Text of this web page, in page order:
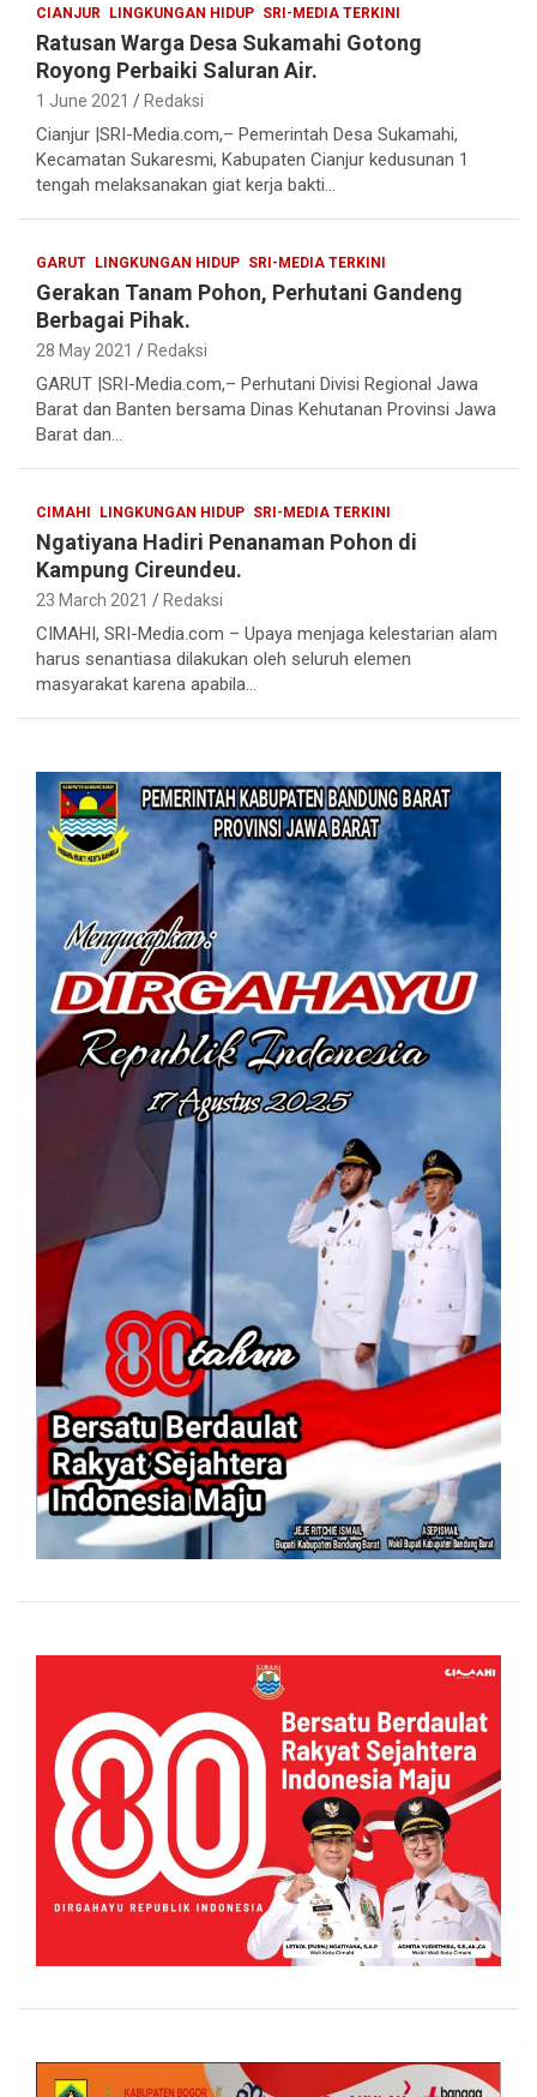
CIANJUR LINGKUNGAN HIDUP SRI-MEDIA TERKINI
Ratusan Warga Desa Sukamahi Gotong
Royong Perbaiki Saluran Air.
1 June 2021 Redaksi
Cianjur |SRI-Media.com,– Pemerintah Desa Sukamahi,
Kecamatan Sukaresmi, Kabupaten Cianjur kedusunan 1
tengah melaksanakan giat kerja bakti…
GARUT LINGKUNGAN HIDUP SRI-MEDIA TERKINI
Gerakan Tanam Pohon, Perhutani Gandeng
Berbagai Pihak.
28 May 2021 Redaksi
GARUT |SRI-Media.com,– Perhutani Divisi Regional Jawa
Barat dan Banten bersama Dinas Kehutanan Provinsi Jawa
Barat dan…
CIMAHI LINGKUNGAN HIDUP SRI-MEDIA TERKINI
Ngatiyana Hadiri Penanaman Pohon di
Kampung Cireundeu.
23 March 2021 Redaksi
CIMAHI, SRI-Media.com – Upaya menjaga kelestarian alam
harus senantiasa dilakukan oleh seluruh elemen
masyarakat karena apabila…